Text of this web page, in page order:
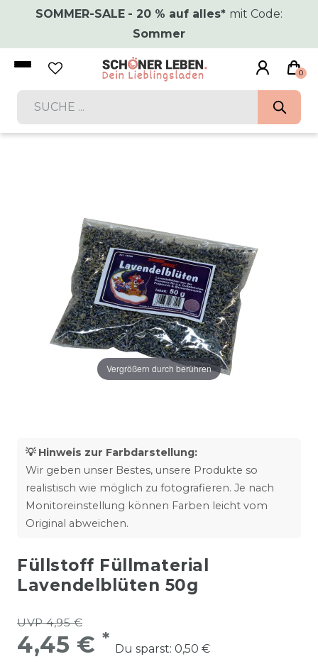
SOMMER-SALE - 20 % auf alles* mit Code:
Sommer
0
Vergrößern durch berühren
💡 Hinweis zur Farbdarstellung:
Wir geben unser Bestes, unsere Produkte so
realistisch wie möglich zu fotografieren. Je nach
Monitoreinstellung können Farben leicht vom
Original abweichen.
Füllstoff Füllmaterial
Lavendelblüten 50g
UVP 4,95 €
4,45 € *
Du sparst: 0,50 €